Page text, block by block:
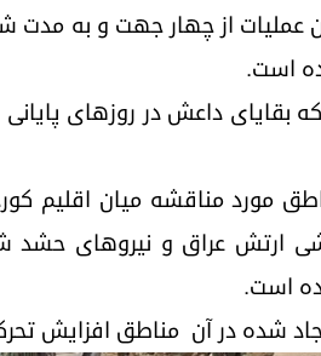
این عملیات از چهار جهت و به
بقایای داعش در روزهای
ارتش عراق و نیروهای
است.
شده در آن مناطق افزایش